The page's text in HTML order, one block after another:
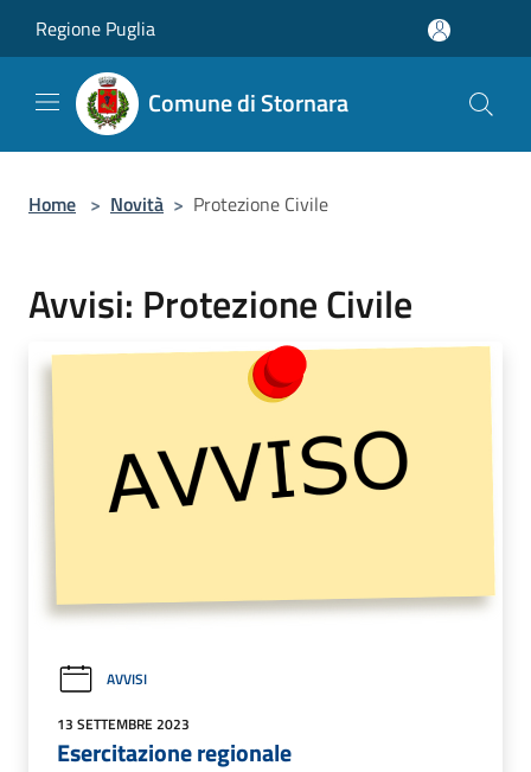
Regione Puglia
Comune di Stornara
Home > Novità > Protezione Civile
Avvisi: Protezione Civile
AVVISI
13 SETTEMBRE 2023
Esercitazione regionale